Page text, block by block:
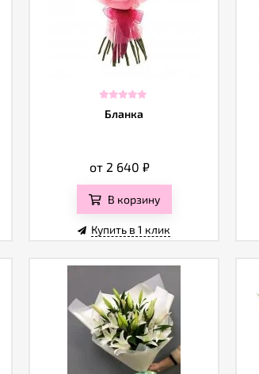
Бланка
от 2 640 ₽
В корзину
Купить в 1 клик